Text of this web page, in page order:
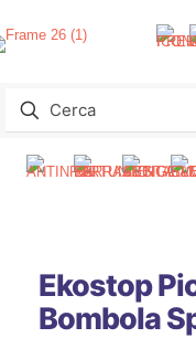
Ekostop
Bombola